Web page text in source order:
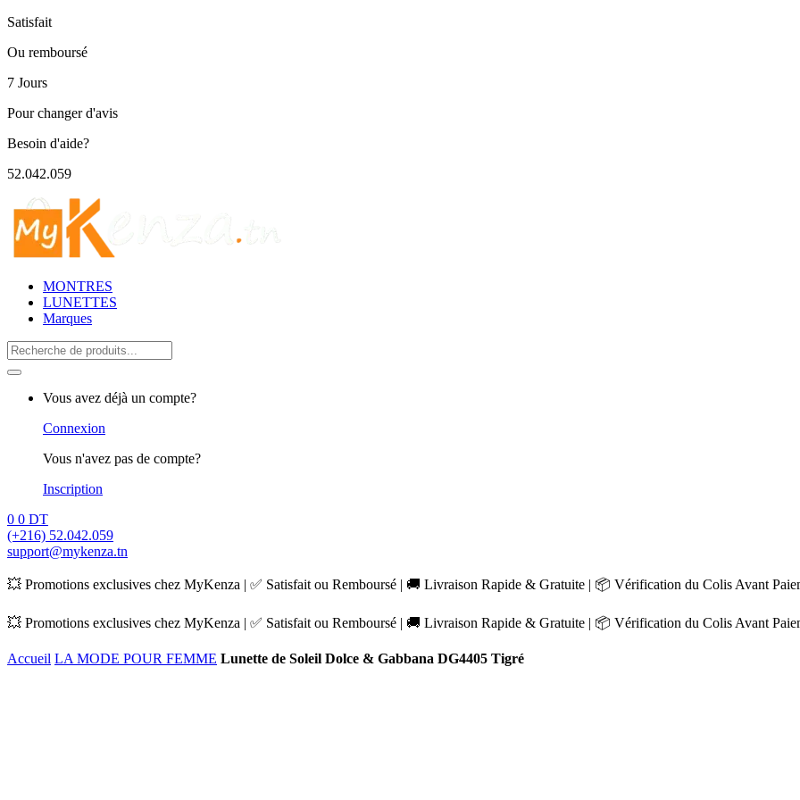
Satisfait
Ou remboursé
7 Jours
Pour changer d'avis
Besoin d'aide?
52.042.059
MONTRES
LUNETTES
Marques
Search
for:
Vous avez déjà un compte?
Connexion
Vous n'avez pas de compte?
Inscription
0 0 DT
(+216) 52.042.059
support@mykenza.tn
💥 Promotions exclusives chez MyKenza | ✅ Satisfait ou Remboursé | 🚚 Livraison Rapide & Gratuite | 📦 Vérification du Colis Avant
💥 Promotions exclusives chez MyKenza | ✅ Satisfait ou Remboursé | 🚚 Livraison Rapide & Gratuite | 📦 Vérification du Colis Avant
Accueil LA MODE POUR FEMME Lunette de Soleil Dolce & Gabbana DG4405 Tigré